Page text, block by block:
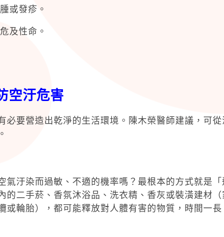
或發疹。
及性命。
空汙危害
必要營造出乾淨的生活環境。陳木榮醫師建議，可
氣汙染而過敏、不適的機率嗎？最根本的方式就是
的二手菸、香氛沐浴品、洗衣精、香灰或裝潢建材
或輪胎），都可能釋放對人體有害的物質，時間一